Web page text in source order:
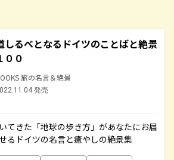
しるべとなるドイツのことばと絶景
００
旅の名言＆絶景
発売
てきた「地球の歩き方」があなたにお届
るドイツの名言と癒やしの絶景集